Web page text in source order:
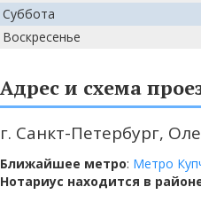
Суббота
Воскресенье
Адрес и схема
г. Санкт-Петербург,
Ближайшее метро: Метро
Нотариус находится в